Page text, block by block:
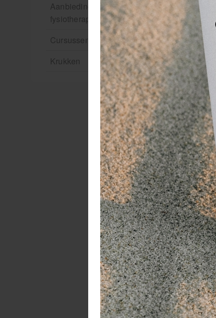
Aanbiedingen groothandel
fysiotherapie en massage
Cursussen
Krukken